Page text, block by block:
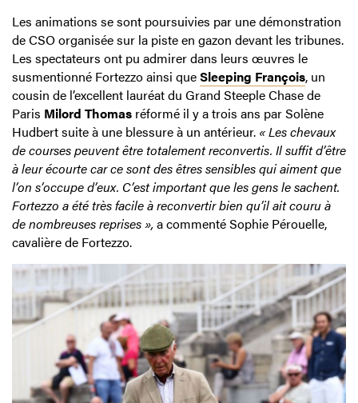
Les animations se sont poursuivies par une démonstration
de CSO organisée sur la piste en gazon devant les tribunes.
Les spectateurs ont pu admirer dans leurs œuvres le
susmentionné Fortezzo ainsi queSleeping François, un
cousin de l’excellent lauréat du Grand Steeple Chase de
Paris Milord Thomas réformé il y a trois ans par Solène
Hudbert suite à une blessure à un antérieur. « Les chevaux
de courses peuvent être totalement reconvertis. Il suffit d’être
à leur écourte car ce sont des êtres sensibles qui aiment que
l’on s’occupe d’eux. C’est important que les gens le sachent.
Fortezzo a été très facile à reconvertir bien qu’il ait couru à
de nombreuses reprises », a commenté Sophie Pérouelle,
cavalière de Fortezzo.